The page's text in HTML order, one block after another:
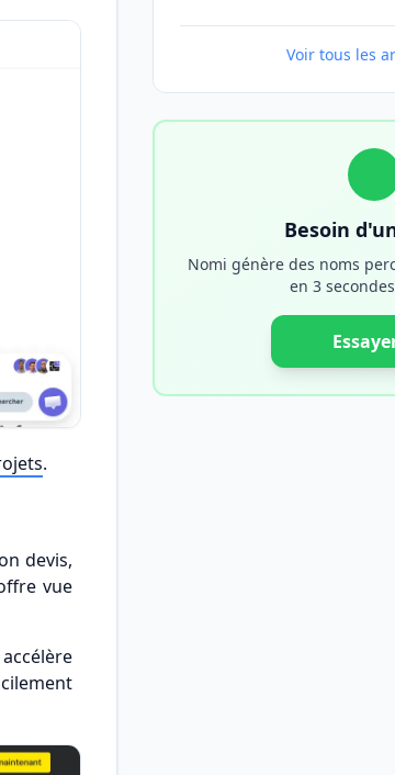
.
devis,
vue
Voir tous les
Besoin
Nomi génère des noms
en 3